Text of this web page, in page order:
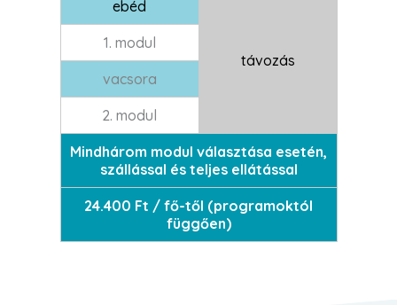
ebéd
távozás
1. modul
vacsora
2. modul
Mindhárom modul választása esetén,
szállással és teljes ellátással
24.400 Ft / fő-től (programoktól
függően)